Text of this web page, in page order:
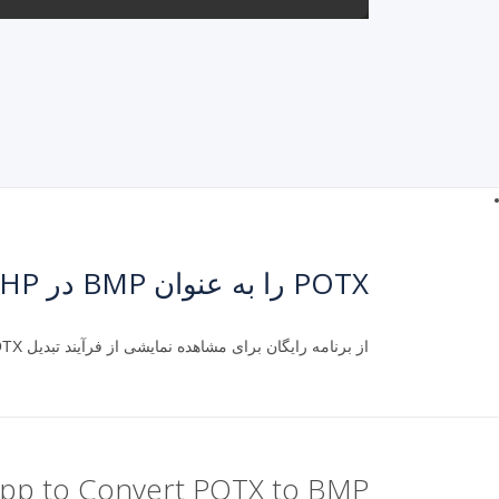
POTX را به عنوان BMP در PHP ذخیره کنید
از برنامه رایگان برای مشاهده نمایشی از فرآیند تبدیل POTX به BMP استفاده کنید.
to Convert POTX to BMP